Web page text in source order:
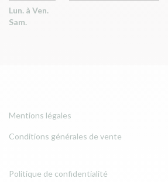
Lun. à Ven.
Sam.
Mentions légales
Conditions générales de vente
Politique de confidentialité